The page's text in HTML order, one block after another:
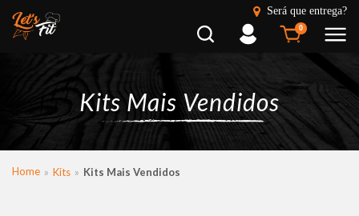
Será que entrega?
Busca Entrar 0
Kits Mais Vendidos
Home Kits Kits Mais Vendidos